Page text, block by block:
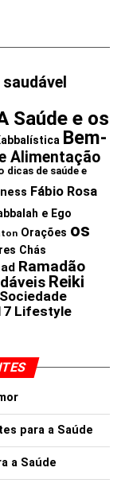
Kerkorian da
muito duro e
para começar a
não pode fazer
vez, tudo
o seu nível de
o seu nível
rápida,
palavras antes
– se estiver
a sua
tonturas, abrande
rastreador de
telemóvel.
Saúde e os
Bem-
Alimentação
dicas de saúde e
Fábio Rosa
e Ego
Orações os
Chás
Ramadão
Reiki
Sociedade
Lifestyle
para a Saúde
a Saúde